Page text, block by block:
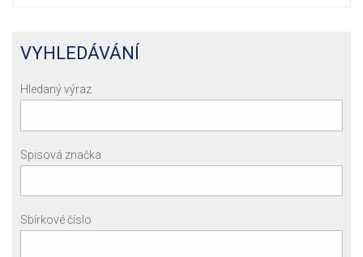
VYHLEDÁVÁNÍ
Hledaný výraz
Spisová značka
Sbírkové číslo